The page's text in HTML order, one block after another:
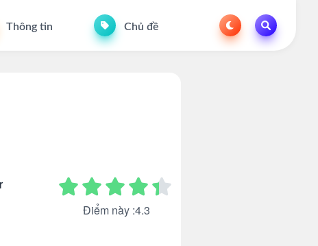
Thông tin Chủ đề
Điểm này :4.3